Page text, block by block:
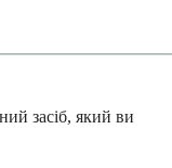
засіб, який ви